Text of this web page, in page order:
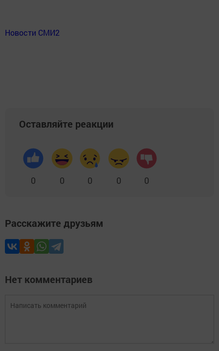
Новости СМИ2
Оставляйте реакции
0 0 0 0 0
Расскажите друзьям
Нет комментариев